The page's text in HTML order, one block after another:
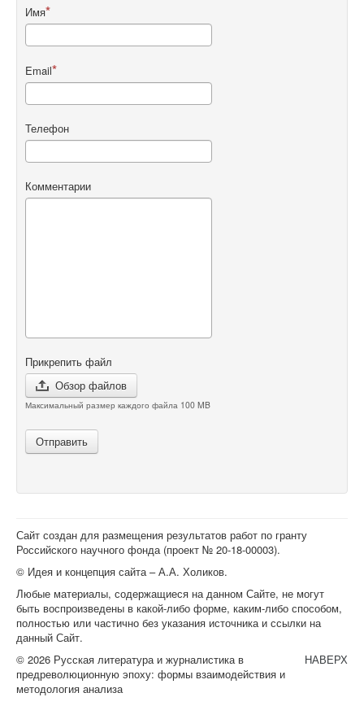
Имя
Email
Телефон
Комментарии
Прикрепить файл
Обзор файлов
Максимальный размер каждого файла 100 MB
Отправить
Сайт создан для размещения результатов работ по гранту
Российского научного фонда (проект № 20-18-00003).
© Идея и концепция сайта – А.А. Холиков.
Любые материалы, содержащиеся на данном Сайте, не могут
быть воспроизведены в какой-либо форме, каким-либо способом,
полностью или частично без указания источника и ссылки на
данный Сайт.
НАВЕРХ
© 2026 Русская литература и журналистика в
предреволюционную эпоху: формы взаимодействия и
методология анализа